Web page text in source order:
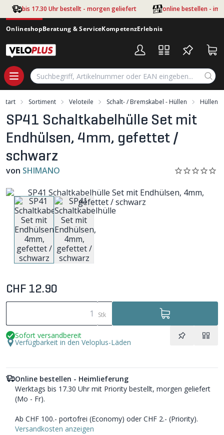
Zum Hauptinhalt springen
bis 17.30 Uhr bestellt - morgen geliefert online bestellen - im
OnlineshopBeratung & ServiceKompetenzErlebnis
Start Sortiment Veloteile Schalt- / Bremskabel - Hüllen Hüllen
SP41 Schaltkabelhülle Set mit
Endhülsen, 4mm, gefettet /
schwarz
von SHIMANO
CHF 12.90
Stk
Sofort versandbereit
Verfügbarkeit in den Veloplus-Läden
Online bestellen - Heimlieferung
Werktags bis 17.30 Uhr mit Priority bestellt, morgen geliefert
(Mo - Fr).
Ab CHF 100.- portofrei (Economy) oder CHF 2.- (Priority).
Versandkosten anzeigen